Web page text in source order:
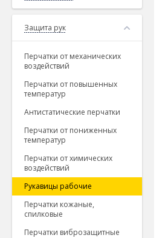
Защита рук
Перчатки от механических
воздействий
Перчатки от повышенных
температур
Антистатические перчатки
Перчатки от пониженных
температур
Перчатки от химических
воздействий
Рукавицы рабочие
Перчатки кожаные,
спилковые
Перчатки виброзащитные